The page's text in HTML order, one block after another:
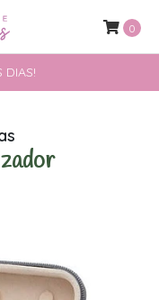
DIAS!
0